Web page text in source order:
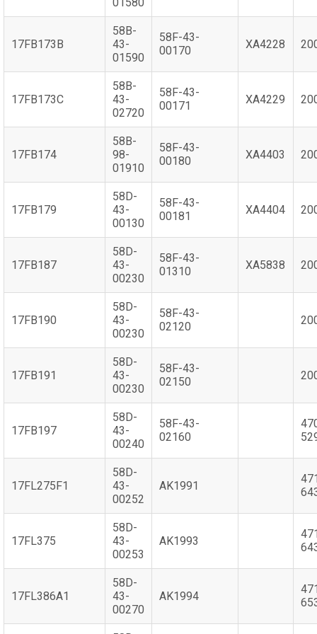
17FB173B
58B-
43-
01590
58F-43-
00170
XA4228
17FB173C
58B-
43-
02720
58F-43-
00171
XA4229
17FB174
58B-
98-
01910
58F-43-
00180
XA4403
17FB179
58D-
43-
00130
58F-43-
00181
XA4404
17FB187
58D-
43-
00230
58F-43-
01310
XA5838
17FB190
58D-
43-
00230
58F-43-
02120
17FB191
58D-
43-
00230
58F-43-
02150
17FB197
58D-
43-
00240
58F-43-
02160
17FL275F1
58D-
43-
00252
AK1991
17FL375
58D-
43-
00253
AK1993
17FL386A1
58D-
43-
00270
AK1994